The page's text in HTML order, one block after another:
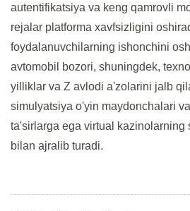
autentifikatsiya va keng qamrovli
rejalar platforma xavfsizligini
foydalanuvchilarning ishonchini
avtomobil bozori, shuningdek,
yilliklar va Z avlodi a'zolarini jalb
simulyatsiya o'yin maydonchalari
ta'sirlarga ega virtual kazinolarning
bilan ajralib turadi.